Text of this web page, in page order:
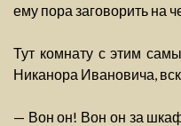
ему пора заговорить на
Тут комнату с этим
Никанора Ивановича,
— Вон он! Вон он за